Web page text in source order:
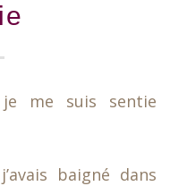
je me suis sentie
baigné dans